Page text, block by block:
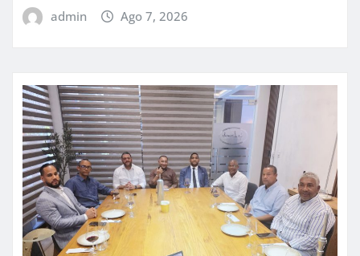
admin Ago 7, 2026